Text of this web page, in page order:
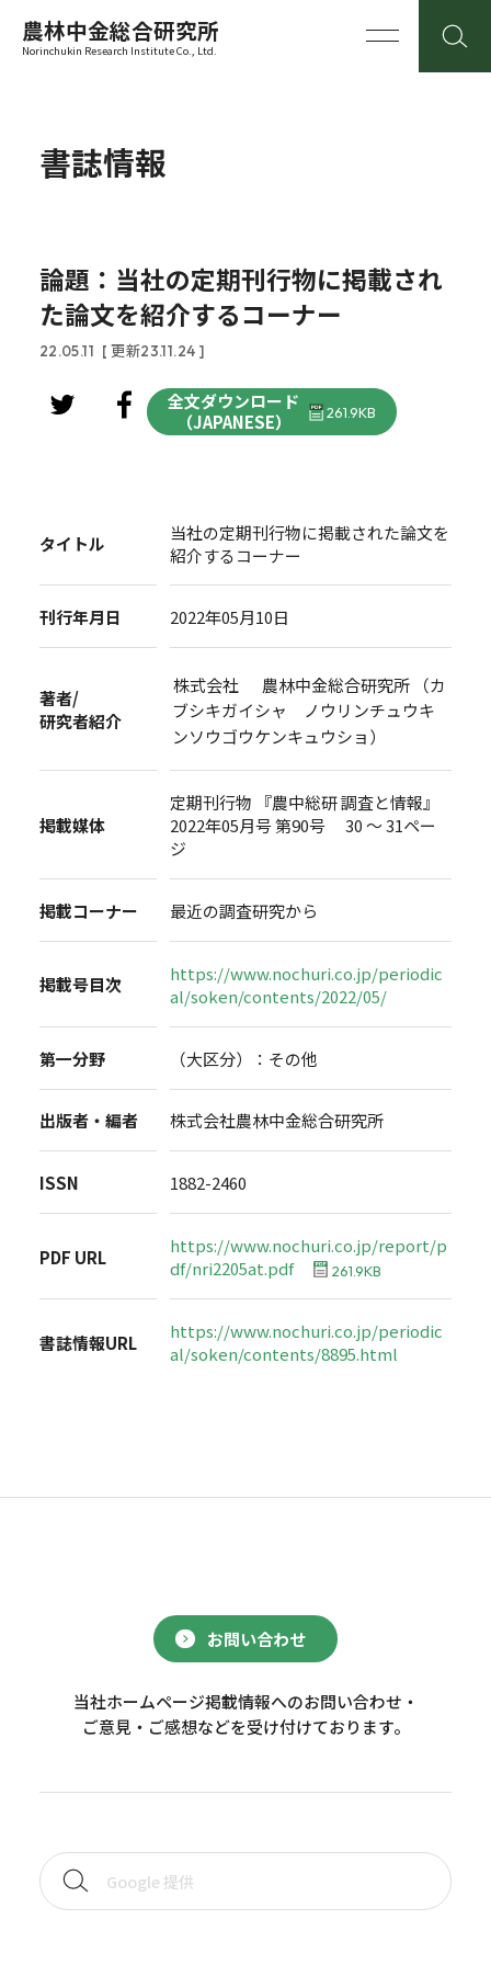
農林中金総合研究所
Norinchukin Research Institute Co., Ltd.
書誌情報
論題：当社の定期刊行物に掲載され
た論文を紹介するコーナー
22.05.11 [ 更新23.11.24 ]
全文ダウンロード
（JAPANESE）
261.9KB
タイトル
当社の定期刊行物に掲載された論文を
紹介するコーナー
刊行年月日 2022年05月10日
著者/
研究者紹介
株式会社 農林中金総合研究所 （カ
ブシキガイシャ ノウリンチュウキ
ンソウゴウケンキュウショ）
掲載媒体
定期刊行物 『農中総研 調査と情報』
2022年05月号 第90号 30 ～ 31ペー
ジ
掲載コーナー 最近の調査研究から
掲載号目次
https://www.nochuri.co.jp/periodic
al/soken/contents/2022/05/
第一分野 （大区分）：その他
出版者・編者 株式会社農林中金総合研究所
ISSN 1882-2460
PDF URL
https://www.nochuri.co.jp/report/p
df/nri2205at.pdf
261.9KB
書誌情報URL
https://www.nochuri.co.jp/periodic
al/soken/contents/8895.html
お問い合わせ
当社ホームページ掲載情報へのお問い合わせ・
ご意見・ご感想などを受け付けております。